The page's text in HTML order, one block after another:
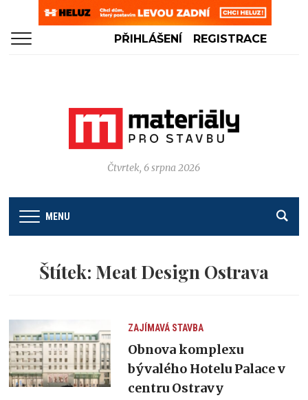
PŘIHLÁŠENÍ REGISTRACE
Čtvrtek, 6 srpna 2026
MENU
Štítek: Meat Design Ostrava
ZAJÍMAVÁ STAVBA
Obnova komplexu
bývalého Hotelu Palace v
centru Ostravy